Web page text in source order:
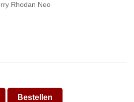
Rhodan Neo
Bestellen